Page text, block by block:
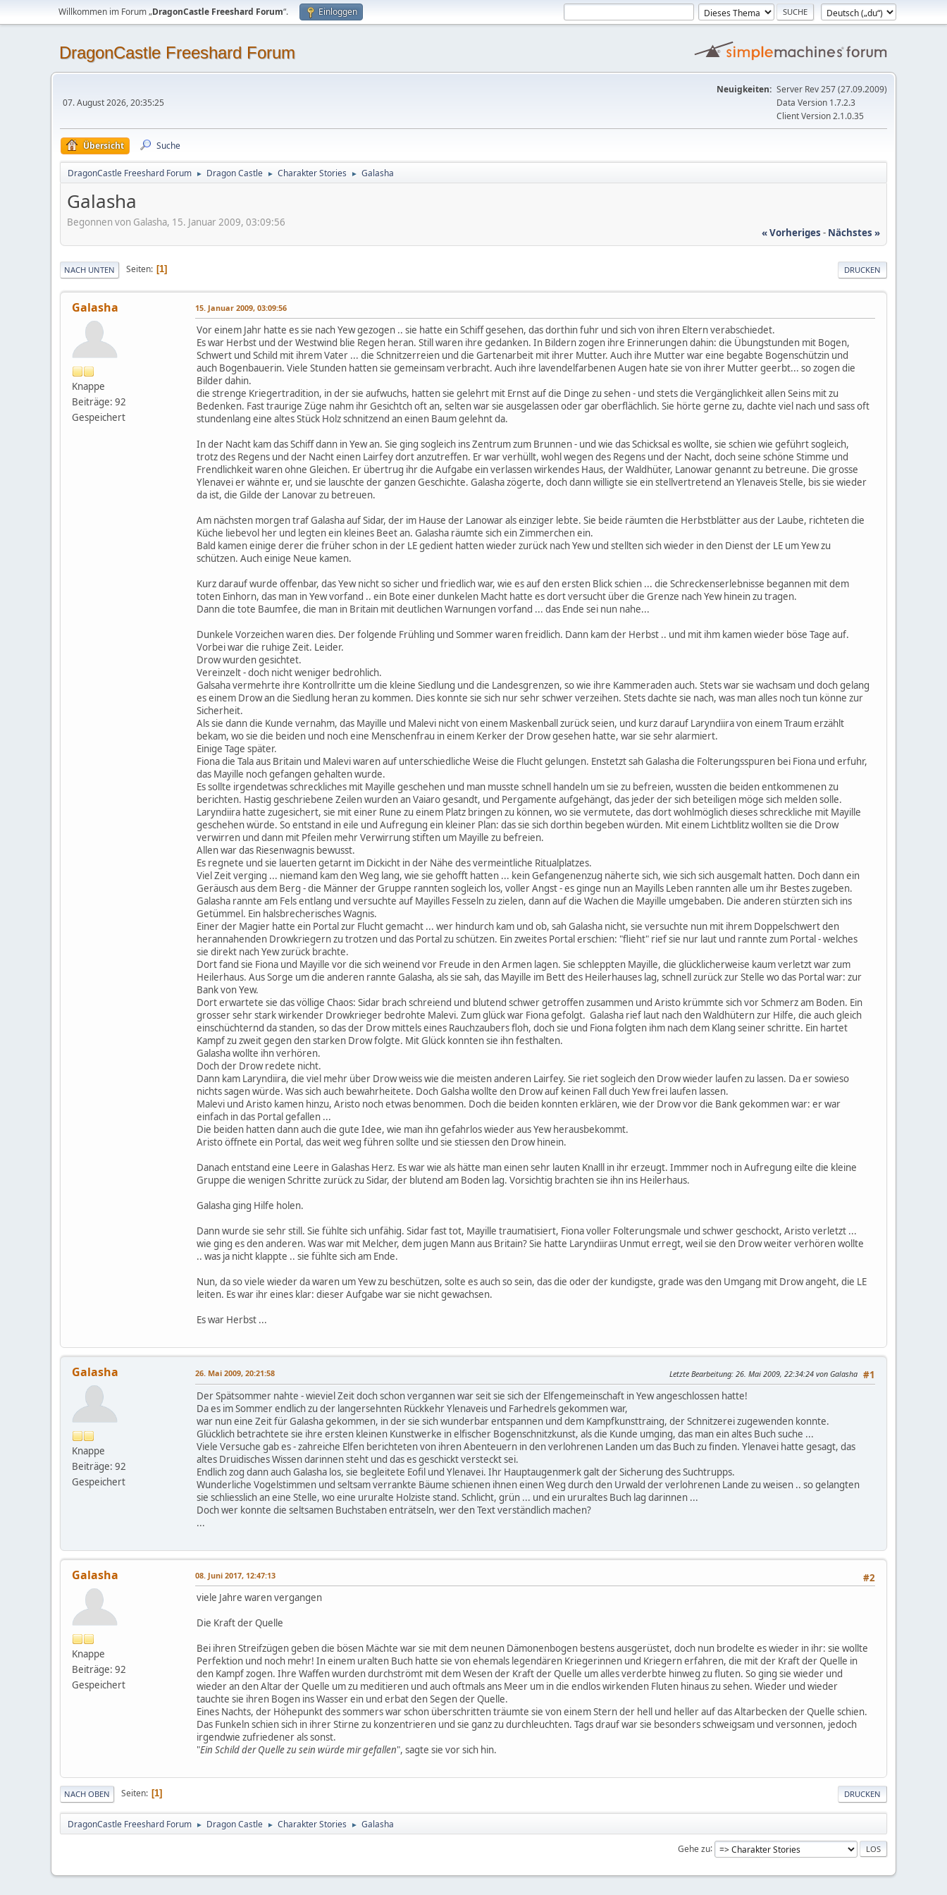
Willkommen im Forum „DragonCastle Freeshard Forum“. Einloggen
DragonCastle Freeshard Forum
07. August 2026, 20:35:25
Neuigkeiten: Server Rev 257 (27.09.2009)
Data Version 1.7.2.3
Client Version 2.1.0.35
Übersicht Suche
DragonCastle Freeshard Forum ► Dragon Castle ► Charakter Stories ► Galasha
Galasha
Begonnen von Galasha, 15. Januar 2009, 03:09:56
« Vorheriges - Nächstes »
DRUCKEN
NACH UNTEN Seiten 1
Galasha
Knappe
Beiträge: 92
Gespeichert
15. Januar 2009, 03:09:56
Vor einem Jahr hatte es sie nach Yew gezogen .. sie hatte ein Schiff gesehen, das dorthin fuhr und sich von ihren Eltern verabschiedet.
Es war Herbst und der Westwind blie Regen heran. Still waren ihre gedanken. In Bildern zogen ihre Erinnerungen dahin: die Übungstunden mit Bogen,
Schwert und Schild mit ihrem Vater ... die Schnitzerreien und die Gartenarbeit mit ihrer Mutter. Auch ihre Mutter war eine begabte Bogenschützin und
auch Bogenbauerin. Viele Stunden hatten sie gemeinsam verbracht. Auch ihre lavendelfarbenen Augen hate sie von ihrer Mutter geerbt... so zogen die
Bilder dahin.
die strenge Kriegertradition, in der sie aufwuchs, hatten sie gelehrt mit Ernst auf die Dinge zu sehen - und stets die Vergänglichkeit allen Seins mit zu
Bedenken. Fast traurige Züge nahm ihr Gesichtch oft an, selten war sie ausgelassen oder gar oberflächlich. Sie hörte gerne zu, dachte viel nach und sass oft
stundenlang eine altes Stück Holz schnitzend an einen Baum gelehnt da.
In der Nacht kam das Schiff dann in Yew an. Sie ging sogleich ins Zentrum zum Brunnen - und wie das Schicksal es wollte, sie schien wie geführt sogleich,
trotz des Regens und der Nacht einen Lairfey dort anzutreffen. Er war verhüllt, wohl wegen des Regens und der Nacht, doch seine schöne Stimme und
Frendlichkeit waren ohne Gleichen. Er übertrug ihr die Aufgabe ein verlassen wirkendes Haus, der Waldhüter, Lanowar genannt zu betreune. Die grosse
Ylenavei er wähnte er, und sie lauschte der ganzen Geschichte. Galasha zögerte, doch dann willigte sie ein stellvertretend an Ylenaveis Stelle, bis sie wieder
da ist, die Gilde der Lanovar zu betreuen.
Am nächsten morgen traf Galasha auf Sidar, der im Hause der Lanowar als einziger lebte. Sie beide räumten die Herbstblätter aus der Laube, richteten die
Küche liebevol her und legten ein kleines Beet an. Galasha räumte sich ein Zimmerchen ein.
Bald kamen einige derer die früher schon in der LE gedient hatten wieder zurück nach Yew und stellten sich wieder in den Dienst der LE um Yew zu
schützen. Auch einige Neue kamen.
Kurz darauf wurde offenbar, das Yew nicht so sicher und friedlich war, wie es auf den ersten Blick schien ... die Schreckenserlebnisse begannen mit dem
toten Einhorn, das man in Yew vorfand .. ein Bote einer dunkelen Macht hatte es dort versucht über die Grenze nach Yew hinein zu tragen.
Dann die tote Baumfee, die man in Britain mit deutlichen Warnungen vorfand ... das Ende sei nun nahe...
Dunkele Vorzeichen waren dies. Der folgende Frühling und Sommer waren freidlich. Dann kam der Herbst .. und mit ihm kamen wieder böse Tage auf.
Vorbei war die ruhige Zeit. Leider.
Drow wurden gesichtet.
Vereinzelt - doch nicht weniger bedrohlich.
Galsaha vermehrte ihre Kontrollritte um die kleine Siedlung und die Landesgrenzen, so wie ihre Kammeraden auch. Stets war sie wachsam und doch gelang
es einem Drow an die Siedlung heran zu kommen. Dies konnte sie sich nur sehr schwer verzeihen. Stets dachte sie nach, was man alles noch tun könne zur
Sicherheit.
Als sie dann die Kunde vernahm, das Mayille und Malevi nicht von einem Maskenball zurück seien, und kurz darauf Laryndiira von einem Traum erzählt
bekam, wo sie die beiden und noch eine Menschenfrau in einem Kerker der Drow gesehen hatte, war sie sehr alarmiert.
Einige Tage später.
Fiona die Tala aus Britain und Malevi waren auf unterschiedliche Weise die Flucht gelungen. Enstetzt sah Galasha die Folterungsspuren bei Fiona und erfuhr,
das Mayille noch gefangen gehalten wurde.
Es sollte irgendetwas schreckliches mit Mayille geschehen und man musste schnell handeln um sie zu befreien, wussten die beiden entkommenen zu
berichten. Hastig geschriebene Zeilen wurden an Vaiaro gesandt, und Pergamente aufgehängt, das jeder der sich beteiligen möge sich melden solle.
Laryndiira hatte zugesichert, sie mit einer Rune zu einem Platz bringen zu können, wo sie vermutete, das dort wohlmöglich dieses schreckliche mit Mayille
geschehen würde. So entstand in eile und Aufregung ein kleiner Plan: das sie sich dorthin begeben würden. Mit einem Lichtblitz wollten sie die Drow
verwirren und dann mit Pfeilen mehr Verwirrung stiften um Mayille zu befreien.
Allen war das Riesenwagnis bewusst.
Es regnete und sie lauerten getarnt im Dickicht in der Nähe des vermeintliche Ritualplatzes.
Viel Zeit verging ... niemand kam den Weg lang, wie sie gehofft hatten ... kein Gefangenenzug näherte sich, wie sich sich ausgemalt hatten. Doch dann ein
Geräusch aus dem Berg - die Männer der Gruppe rannten sogleich los, voller Angst - es ginge nun an Mayills Leben rannten alle um ihr Bestes zugeben.
Galasha rannte am Fels entlang und versuchte auf Mayilles Fesseln zu zielen, dann auf die Wachen die Mayille umgebaben. Die anderen stürzten sich ins
Getümmel. Ein halsbrecherisches Wagnis.
Einer der Magier hatte ein Portal zur Flucht gemacht ... wer hindurch kam und ob, sah Galasha nicht, sie versuchte nun mit ihrem Doppelschwert den
herannahenden Drowkriegern zu trotzen und das Portal zu schützen. Ein zweites Portal erschien: "flieht" rief sie nur laut und rannte zum Portal - welches
sie direkt nach Yew zurück brachte.
Dort fand sie Fiona und Mayille vor die sich weinend vor Freude in den Armen lagen. Sie schleppten Mayille, die glücklicherweise kaum verletzt war zum
Heilerhaus. Aus Sorge um die anderen rannte Galasha, als sie sah, das Mayille im Bett des Heilerhauses lag, schnell zurück zur Stelle wo das Portal war: zur
Bank von Yew.
Dort erwartete sie das völlige Chaos: Sidar brach schreiend und blutend schwer getroffen zusammen und Aristo krümmte sich vor Schmerz am Boden. Ein
grosser sehr stark wirkender Drowkrieger bedrohte Malevi. Zum glück war Fiona gefolgt. Galasha rief laut nach den Waldhütern zur Hilfe, die auch gleich
einschüchternd da standen, so das der Drow mittels eines Rauchzaubers floh, doch sie und Fiona folgten ihm nach dem Klang seiner schritte. Ein hartet
Kampf zu zweit gegen den starken Drow folgte. Mit Glück konnten sie ihn festhalten.
Galasha wollte ihn verhören.
Doch der Drow redete nicht.
Dann kam Laryndiira, die viel mehr über Drow weiss wie die meisten anderen Lairfey. Sie riet sogleich den Drow wieder laufen zu lassen. Da er sowieso
nichts sagen würde. Was sich auch bewahrheitete. Doch Galsha wollte den Drow auf keinen Fall duch Yew frei laufen lassen.
Malevi und Aristo kamen hinzu, Aristo noch etwas benommen. Doch die beiden konnten erklären, wie der Drow vor die Bank gekommen war: er war
einfach in das Portal gefallen ...
Die beiden hatten dann auch die gute Idee, wie man ihn gefahrlos wieder aus Yew herausbekommt.
Aristo öffnete ein Portal, das weit weg führen sollte und sie stiessen den Drow hinein.
Danach entstand eine Leere in Galashas Herz. Es war wie als hätte man einen sehr lauten Knalll in ihr erzeugt. Immmer noch in Aufregung eilte die kleine
Gruppe die wenigen Schritte zurück zu Sidar, der blutend am Boden lag. Vorsichtig brachten sie ihn ins Heilerhaus.
Galasha ging Hilfe holen.
Dann wurde sie sehr still. Sie fühlte sich unfähig. Sidar fast tot, Mayille traumatisiert, Fiona voller Folterungsmale und schwer geschockt, Aristo verletzt ...
wie ging es den anderen. Was war mit Melcher, dem jugen Mann aus Britain? Sie hatte Laryndiiras Unmut erregt, weil sie den Drow weiter verhören wollte
.. was ja nicht klappte .. sie fühlte sich am Ende.
Nun, da so viele wieder da waren um Yew zu beschützen, solte es auch so sein, das die oder der kundigste, grade was den Umgang mit Drow angeht, die LE
leiten. Es war ihr eines klar: dieser Aufgabe war sie nicht gewachsen.
Es war Herbst ...
Galasha
Knappe
Beiträge: 92
Gespeichert
#1
26. Mai 2009, 20:21:58 Letzte Bearbeitung: 26. Mai 2009, 22:34:24 von Galasha
Der Spätsommer nahte - wieviel Zeit doch schon vergannen war seit sie sich der Elfengemeinschaft in Yew angeschlossen hatte!
Da es im Sommer endlich zu der langersehnten Rückkehr Ylenaveis und Farhedrels gekommen war,
war nun eine Zeit für Galasha gekommen, in der sie sich wunderbar entspannen und dem Kampfkunsttraing, der Schnitzerei zugewenden konnte.
Glücklich betrachtete sie ihre ersten kleinen Kunstwerke in elfischer Bogenschnitzkunst, als die Kunde umging, das man ein altes Buch suche ...
Viele Versuche gab es - zahreiche Elfen berichteten von ihren Abenteuern in den verlohrenen Landen um das Buch zu finden. Ylenavei hatte gesagt, das
altes Druidisches Wissen darinnen steht und das es geschickt versteckt sei.
Endlich zog dann auch Galasha los, sie begleitete Eofil und Ylenavei. Ihr Hauptaugenmerk galt der Sicherung des Suchtrupps.
Wunderliche Vogelstimmen und seltsam verrankte Bäume schienen ihnen einen Weg durch den Urwald der verlohrenen Lande zu weisen .. so gelangten
sie schliesslich an eine Stelle, wo eine ururalte Holziste stand. Schlicht, grün ... und ein ururaltes Buch lag darinnen ...
Doch wer konnte die seltsamen Buchstaben enträtseln, wer den Text verständlich machen?
...
Galasha
Knappe
Beiträge: 92
Gespeichert
#2
08. Juni 2017, 12:47:13
viele Jahre waren vergangen
Die Kraft der Quelle
Bei ihren Streifzügen geben die bösen Mächte war sie mit dem neunen Dämonenbogen bestens ausgerüstet, doch nun brodelte es wieder in ihr: sie wollte
Perfektion und noch mehr! In einem uralten Buch hatte sie von ehemals legendären Kriegerinnen und Kriegern erfahren, die mit der Kraft der Quelle in
den Kampf zogen. Ihre Waffen wurden durchströmt mit dem Wesen der Kraft der Quelle um alles verderbte hinweg zu fluten. So ging sie wieder und
wieder an den Altar der Quelle um zu meditieren und auch oftmals ans Meer um in die endlos wirkenden Fluten hinaus zu sehen. Wieder und wieder
tauchte sie ihren Bogen ins Wasser ein und erbat den Segen der Quelle.
Eines Nachts, der Höhepunkt des sommers war schon überschritten träumte sie von einem Stern der hell und heller auf das Altarbecken der Quelle schien.
Das Funkeln schien sich in ihrer Stirne zu konzentrieren und sie ganz zu durchleuchten. Tags drauf war sie besonders schweigsam und versonnen, jedoch
irgendwie zufriedener als sonst.
"Ein Schild der Quelle zu sein würde mir gefallen", sagte sie vor sich hin.
DRUCKEN
NACH OBEN Seiten 1
DragonCastle Freeshard Forum ► Dragon Castle ► Charakter Stories ► Galasha
Gehe zu